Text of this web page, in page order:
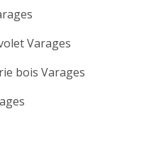
Varages
bois Varages